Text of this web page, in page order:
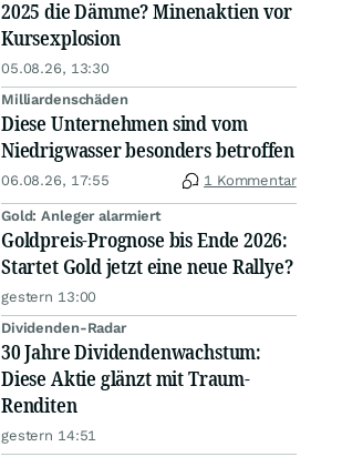
2025 die Dämme? Minenaktien vor
Kursexplosion
05.08.26, 13:30
Milliardenschäden
Diese Unternehmen sind vom
Niedrigwasser besonders betroffen
06.08.26, 17:55 1 Kommentar
Gold: Anleger alarmiert
Goldpreis-Prognose bis Ende 2026:
Startet Gold jetzt eine neue Rallye?
gestern 13:00
Dividenden-Radar
30 Jahre Dividendenwachstum:
Diese Aktie glänzt mit Traum-
Renditen
gestern 14:51